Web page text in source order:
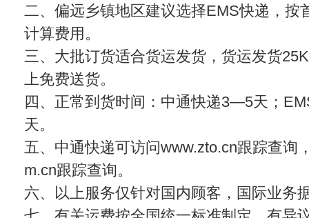
二、偏远乡镇地区建议选择EMS快递，按
计算费用。
三、大批订货适合货运发货，货运发货
上免费送货。
四、正常到货时间：中通快递3—5天；
天。
五、中通快递可访问www.zto.cn跟踪查询
m.cn跟踪查询。
六、以上服务仅针对国内顾客，国际业务